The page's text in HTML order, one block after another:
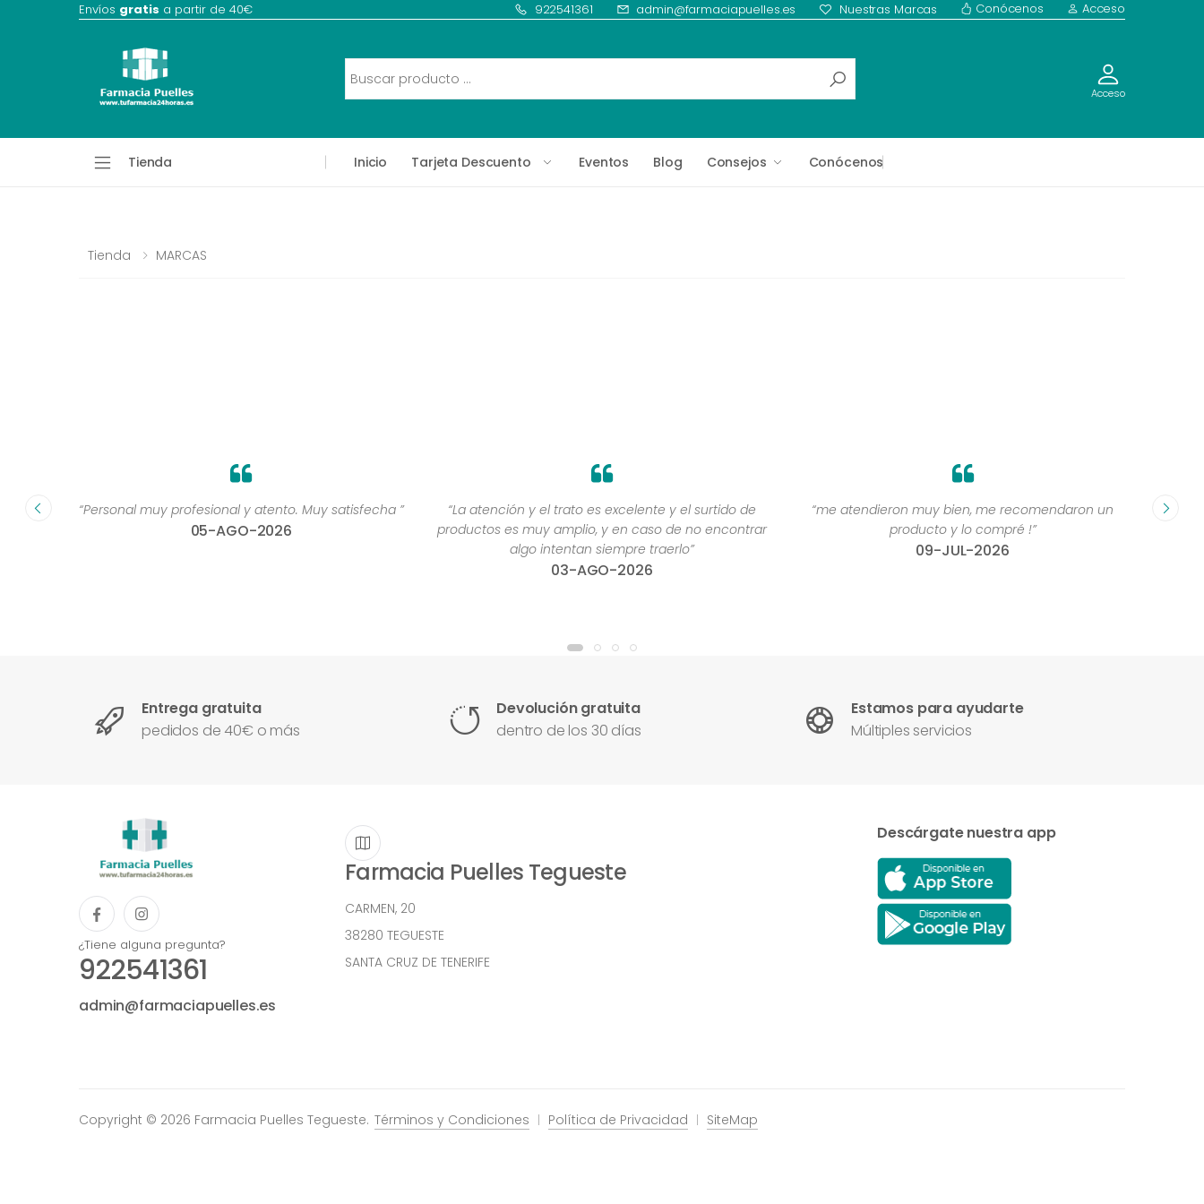
Envíos gratis a partir de 40€ 922541361 admin@farmaciapuelles.es Nuestras Marcas Conócenos Acceso
Acceso
Tienda Inicio Tarjeta Descuento Eventos Blog Consejos Conócenos
Tienda MARCAS
muy “Personal muy profesional y atento. Muy satisfecha ”
05-AGO-2026
“La atención y el trato es excelente y el surtido de
productos es muy amplio, y en caso de no encontrar
algo intentan siempre traerlo”
03-AGO-2026
“me atendieron muy bien, me recomendaron un
producto y lo compré !”
09-JUL-2026
Entrega gratuita
pedidos de 40€ o más
Devolución gratuita
dentro de los 30 días
Estamos para ayudarte
Múltiples servicios
¿Tiene alguna pregunta?
922541361
admin@farmaciapuelles.es
Farmacia Puelles Tegueste
CARMEN, 20
38280 TEGUESTE
SANTA CRUZ DE TENERIFE
Descárgate nuestra app
Copyright © 2026 Farmacia Puelles Tegueste. Términos y Condiciones Política de Privacidad SiteMap